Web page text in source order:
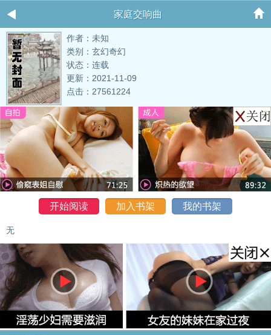
家庭交响曲
作者：未知
类别：玄幻奇幻
状态：连载
更新：2021-11-09
点击：27561224
开始阅读 加入书架 我的书架
无